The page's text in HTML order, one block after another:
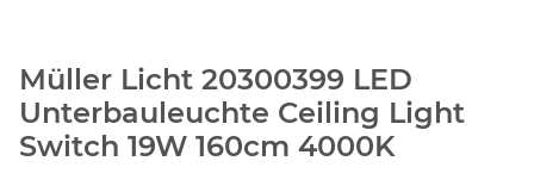
Müller Licht 20300399 LED
Unterbauleuchte Ceiling Light
Switch 19W 160cm 4000K